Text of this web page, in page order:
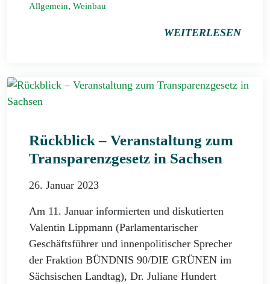
Allgemein, Weinbau
WEITERLESEN
Rückblick – Veranstaltung zum
Transparenzgesetz in Sachsen
26. Januar 2023
Am 11. Januar informierten und diskutierten
Valentin Lippmann (Parlamentarischer
Geschäftsführer und innenpolitischer Sprecher
der Fraktion BÜNDNIS 90/DIE GRÜNEN im
Sächsischen Landtag), Dr. Juliane Hundert